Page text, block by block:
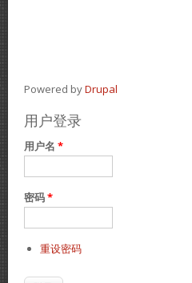
Powered byDrupal
用户登录
用户名 *
密码*
重设密码